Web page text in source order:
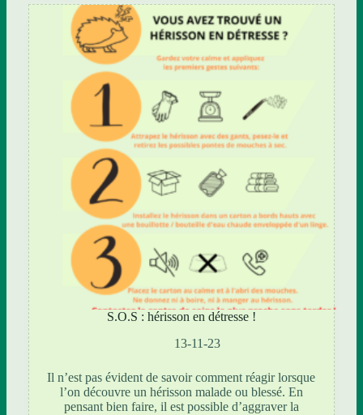
S.O.S : hérisson en détresse !
13-11-23
Il n’est pas évident de savoir comment réagir lorsque
l’on découvre un hérisson malade ou blessé. En
pensant bien faire, il est possible d’aggraver la